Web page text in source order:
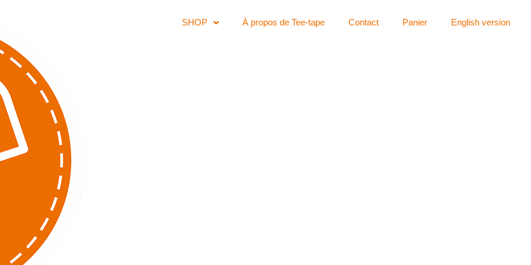
SHOP À propos de Tee-tape Contact Panier English version